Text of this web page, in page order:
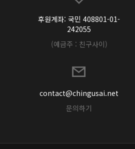
후원계좌: 국민 408801-01-
242055
(예금주 : 친구사이)
contact@chingusai.net
문의하기